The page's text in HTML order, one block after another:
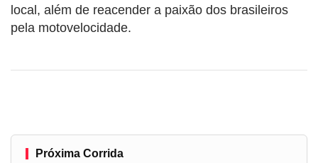
local, além de reacender a paixão dos brasileiros
pela motovelocidade.
Próxima Corrida